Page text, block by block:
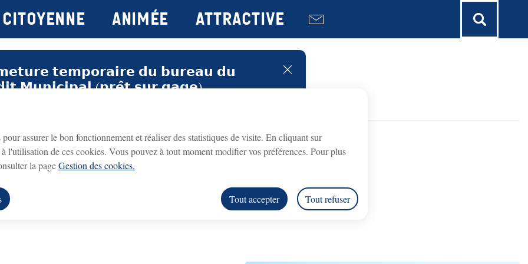
assurer le bon fonctionnement et réaliser des statistiques de visite. En cliquant sur
l'utilisation de ces cookies. Vous pouvez à tout moment modifier vos préférences. Pour plus
la pageGestion des cookies.
Tout accepter Tout refuser
Consulter le plan du site
fermer l'alerte
𝘁𝗲𝗺𝗽𝗼𝗿𝗮𝗶𝗿𝗲 𝗱𝘂 𝗯𝘂𝗿𝗲𝗮𝘂 𝗱𝘂
𝗠𝘂𝗻𝗶𝗰𝗶𝗽𝗮𝗹 (𝗽𝗿𝗲̂𝘁 𝘀𝘂𝗿 𝗴𝗮𝗴𝗲)
rouvrira le lundi 7 septembre 2026, aux horaires habituels.
remercions de votre compréhension.
Citoyenne Animée attractive
bordée de coteaux et plantée de vignes.